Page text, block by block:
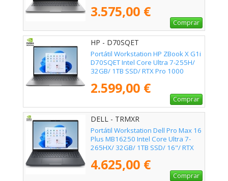
3.575,00 €
Comprar
HP - D70SQET
Portátil Workstation HP ZBook X G1i
D70SQET Intel Core Ultra 7-255H/
32GB/ 1TB SSD/ RTX Pro 1000
2.599,00 €
Comprar
DELL - TRMXR
Portátil Workstation Dell Pro Max 16
Plus MB16250 Intel Core Ultra 7-
265HX/ 32GB/ 1TB SSD/ 16"/ RTX
4.625,00 €
Comprar